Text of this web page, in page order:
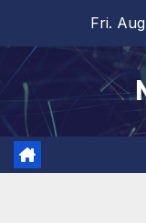
content
Fri.